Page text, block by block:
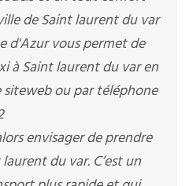
de Saint laurent du var
d'Azur vous permet de
à Saint laurent du var en
ou par téléphone
envisager de prendre
du var. C’est un